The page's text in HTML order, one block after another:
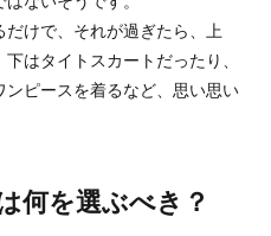
ワケがある！
ドが解散してしまうのはとても悲しい
そもそも一緒に音楽をやっていこうと
〔女性編〕日常から修学旅
けで、それが過ぎたら、上
はタイトスカートだったり、
ピースを着るなど、思い思い
何を選ぶべき？